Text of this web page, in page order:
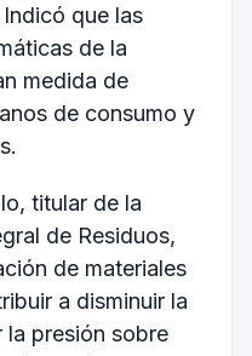
que las
de la
medida de
de consumo y
titular de la
de Residuos,
de materiales
a disminuir la
la presión sobre